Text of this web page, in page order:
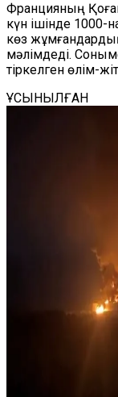
Францияның
күн ішінде 1000-
көз
мәлімдеді.
тіркелген өлім-
ҰСЫНЫЛҒАН